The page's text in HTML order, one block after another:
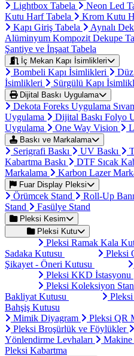
Lightbox Tabela Neon Led
Kutu Harf Tabela
Krom Kutu
Kapı Giriş Tabela
Aynalı
Alüminyum Kompozit Dekupe
Şantiye ve İnşaat Tabela
İç Mekan Kapı İsimlikleri
Bombeli Kapı İsimlikleri
İsimlikleri
Sürgülü Kapı
Dijital Baskı Uygulama
Dekota Foreks Uygulama
Uygulama
Dijital Baskı Folyo
Uygulama
One Way Vision
Baskı ve Markalama
Serigrafi Baskı UV Baskı
Kabartma Baskı
DTF Sıcak
Markalama
Karbon Lazer
Fuar Display Pleksi
Örümcek Stand Roll-Up
Stand
Fasülye Stand
Pleksi Kesim
Pleksi Kutu
Pleksi Ramak Kala
Sadaka Kutusu
Pleksi
Şikayet - Öneri Kutusu
Pleksi KKD İstasyonu
Pleksi Koleksiyon
Bakliyat Kutusu
Bahşiş Kutusu
Mimik Diyagram
Pleksi QR
Pleksi Broşürlük ve Föylükler
Yönlendirme Levhaları
Pleksi Kabartma